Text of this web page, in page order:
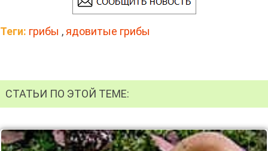
Теги: грибы ,ядовитые грибы
СТАТЬИ ПО ЭТОЙ ТЕМЕ: